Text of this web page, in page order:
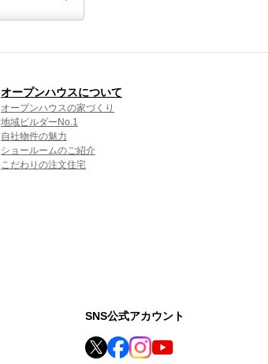
オープンハウスについて
オープンハウスの家づくり
地域ビルダーNo.1
自社物件の魅力
ショールームのご紹介
こだわりの注文住宅
SNS公式アカウント